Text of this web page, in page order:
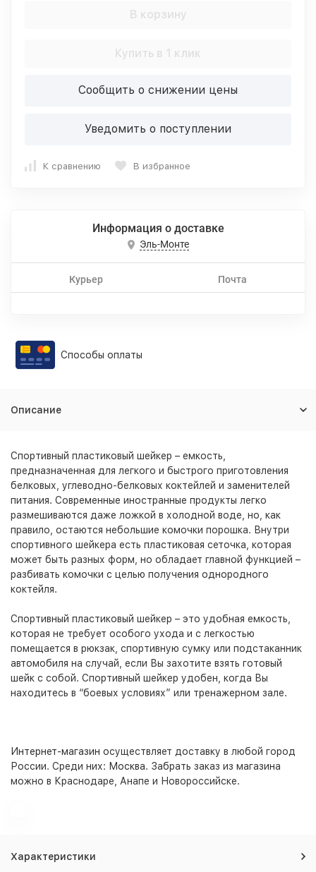
В корзину
Купить в 1 клик
Сообщить о снижении цены
Уведомить о поступлении
К сравнению В избранное
Информация о доставке
Эль-Монте
Курьер Почта
Способы оплаты
Описание
Спортивный пластиковый шейкер – емкость,
предназначенная для легкого и быстрого приготовления
белковых, углеводно-белковых коктейлей и заменителей
питания. Современные иностранные продукты легко
размешиваются даже ложкой в холодной воде, но, как
правило, остаются небольшие комочки порошка. Внутри
спортивного шейкера есть пластиковая сеточка, которая
может быть разных форм, но обладает главной функцией –
разбивать комочки с целью получения однородного
коктейля.
Спортивный пластиковый шейкер – это удобная емкость,
которая не требует особого ухода и с легкостью
помещается в рюкзак, спортивную сумку или подстаканник
автомобиля на случай, если Вы захотите взять готовый
шейк с собой. Спортивный шейкер удобен, когда Вы
находитесь в “боевых условиях” или тренажерном зале.
Интернет-магазин осуществляет доставку в любой город
России. Среди них: Москва. Забрать заказ из магазина
можно в Краснодаре, Анапе и Новороссийске.
Характеристики